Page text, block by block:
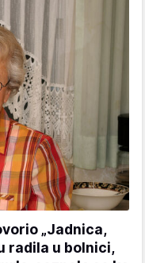
„Jadnica,
radila u bolnici,